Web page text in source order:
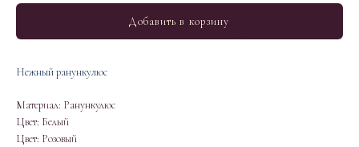
Добавить в корзину
Нежный ранункулюс
Материал: Ранункулюс
Цвет: Белый
Цвет: Розовый